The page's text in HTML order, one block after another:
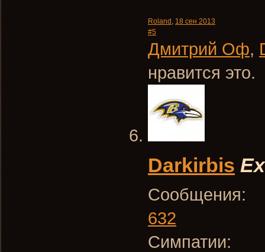
Roland , 18 сен 2013
#5
Дмитрий Оф,
нравится это.
Darkirbis
Сообщения:
632
Симпатии: